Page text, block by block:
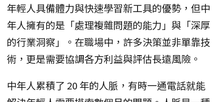
年輕人具備體力與快速學習新工具的優勢，但中
年人擁有的是「處理複雜問題的能力」與「深厚
的行業洞察」。在職場中，許多決策並非單靠技
術，更是需要協調各方利益與評估長遠風險。
中年人累積了 20 年的人脈，有時一通電話就能